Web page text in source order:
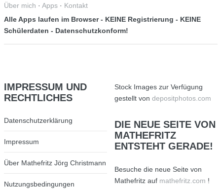
Über mich · Apps· Kontakt
Alle Apps laufen im Browser - KEINE Registrierung - KEINE
Schülerdaten - Datenschutzkonform!
IMPRESSUM UND
RECHTLICHES
Datenschutzerklärung
Impressum
Über Mathefritz Jörg Christmann
Nutzungsbedingungen
Stock Images zur Verfügung
gestellt von depositphotos.com
DIENEUE SEITE VON
MATHEFRITZ
ENTSTEHT GERADE!
Besuche die neue Seite von
Mathefritz auf mathefritz.com !